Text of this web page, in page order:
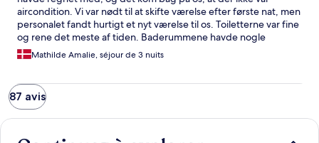
aircondition. Vi var nødt til at skifte værelse efter første nat, men
personalet fandt hurtigt et nyt værelse til os. Toiletterne var fine
og rene det meste af tiden. Baderummene havde nogle
problemer, med ikke altid at være rene, og lyset der ikke
virkede i alle baderum. Hotellet lå længere væk fra byen end
time at gå til Amsterdam central.
Mathilde Amalie, séjour de 3 nuits
87 avis